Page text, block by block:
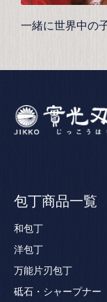
一緒に世界中の
包丁商品一覧
和包丁
洋包丁
万能片刃包丁
砥石・シャープナー